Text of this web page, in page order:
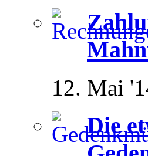
12. Mai
Die